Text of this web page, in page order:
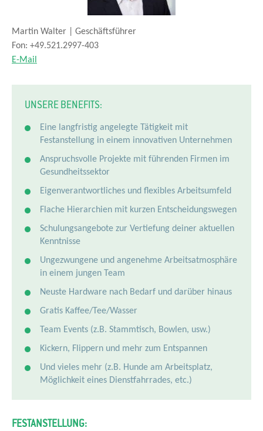
Martin Walter | Geschäftsführer
Fon: +49.521.2997-403
E-Mail
UNSERE BENEFITS:
Eine langfristig angelegte Tätigkeit mit
Festanstellung in einem innovativen Unternehmen
Anspruchsvolle Projekte mit führenden Firmen im
Gesundheitssektor
Eigenverantwortliches und flexibles Arbeitsumfeld
Flache Hierarchien mit kurzen Entscheidungswegen
Schulungsangebote zur Vertiefung deiner aktuellen
Kenntnisse
Ungezwungene und angenehme Arbeitsatmosphäre
in einem jungen Team
Neuste Hardware nach Bedarf und darüber hinaus
Gratis Kaffee/Tee/Wasser
Team Events (z.B. Stammtisch, Bowlen, usw.)
Kickern, Flippern und mehr zum Entspannen
Und vieles mehr (z.B. Hunde am Arbeitsplatz,
Möglichkeit eines Dienstfahrrades, etc.)
FESTANSTELLUNG: